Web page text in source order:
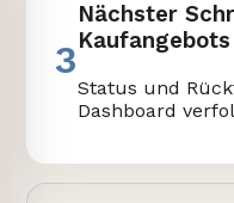
3
Nächster
Status und
Dashboard